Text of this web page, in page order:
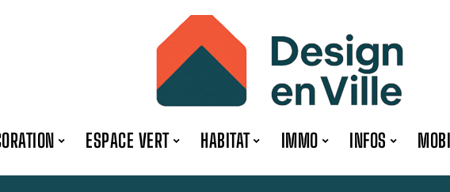
ESPACE VERT HABITAT IMMO INFOS